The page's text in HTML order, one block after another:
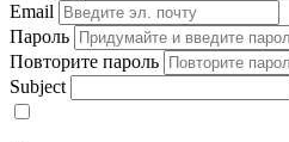
Email
Пароль
Повторите пароль
Subject